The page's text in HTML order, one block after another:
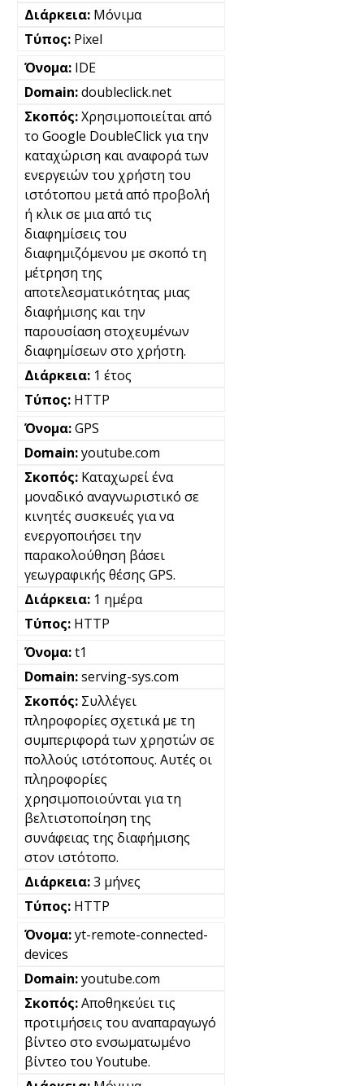
Μόνιμα
Pixel
IDE
doubleclick.net
Χρησιμοποιείται από
το Google DoubleClick για την
καταχώριση και αναφορά των
ενεργειών του χρήστη του
ιστότοπου μετά από προβολή
ή κλικ σε μια από τις
διαφημίσεις του
διαφημιζόμενου με σκοπό τη
μέτρηση της
αποτελεσματικότητας μιας
διαφήμισης και την
παρουσίαση στοχευμένων
διαφημίσεων στο χρήστη.
1 έτος
HTTP
GPS
youtube.com
Καταχωρεί ένα
μοναδικό αναγνωριστικό σε
κινητές συσκευές για να
ενεργοποιήσει την
παρακολούθηση βάσει
γεωγραφικής θέσης GPS.
1 ημέρα
HTTP
t1
serving-sys.com
Συλλέγει
πληροφορίες σχετικά με τη
συμπεριφορά των χρηστών σε
πολλούς ιστότοπους. Αυτές οι
πληροφορίες
χρησιμοποιούνται για τη
βελτιστοποίηση της
συνάφειας της διαφήμισης
στον ιστότοπο.
3 μήνες
HTTP
yt-remote-connected-
devices
youtube.com
Αποθηκεύει τις
προτιμήσεις του αναπαραγωγό
βίντεο στο ενσωματωμένο
βίντεο του Youtube.